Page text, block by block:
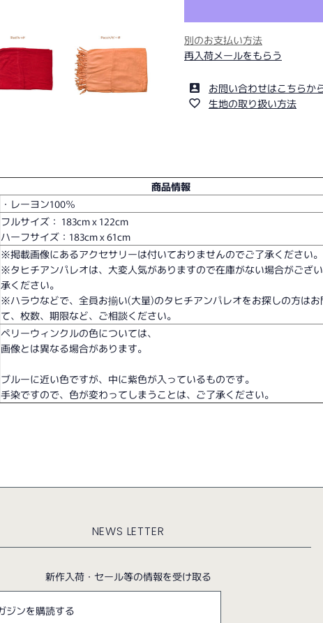
別のお支払い方法
再入荷メールをもらう
お問い合わせはこちらか
生地の取り扱い方法
商品情報
・レーヨン100％
フルサイズ： 183cm x 122cm
ハーフサイズ： 183cm x 61cm
※掲載画像にあるアクセサリーは付いておりませんのでご了承ください。
※タヒチアンパレオは、大変人気がありますので在庫がない場合がござ
承ください。
※ハラウなどで、全員お揃い(大量)のタヒチアンパレオをお探しの方は
て、枚数、期限など、ご相談ください。
ペリーウィンクルの色については、
画像とは異なる場合があります。
ブルーに近い色ですが、中に紫色が入っているものです。
手染ですので、色が変わってしまうことは、ご了承ください。
NEWS LETTER
新作入荷・セール等の情報を受け取る